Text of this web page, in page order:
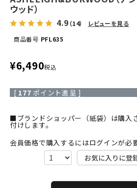
ウッド）
4.9 （14）
レビューを見る
商品番号 PFL635
¥6,490税込
[ 177 ポイント進呈 ]
■ブランドショッパー（紙袋）は購入
付けします。
会員価格で購入するにはログインが必
お気に入りに登